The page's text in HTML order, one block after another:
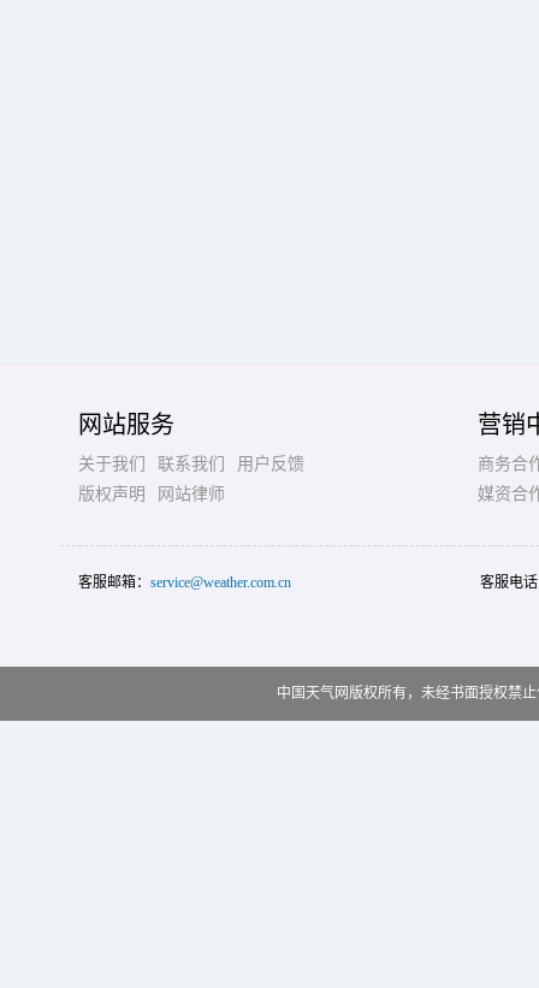
网站服务
关于我们 联系我们
用户反馈
版权声明
网站律师
营销
商务合
媒资合
客服邮箱： service@weather.com.cn 客服电
中国天气网版权所有，未经书面授权